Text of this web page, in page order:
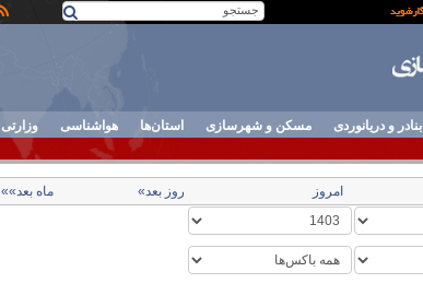
بنادر و دریانوردی مسکن و شهرسازی استان‌ها هواشناسی وزارتی
امروز روز بعد» ماه بعد»»